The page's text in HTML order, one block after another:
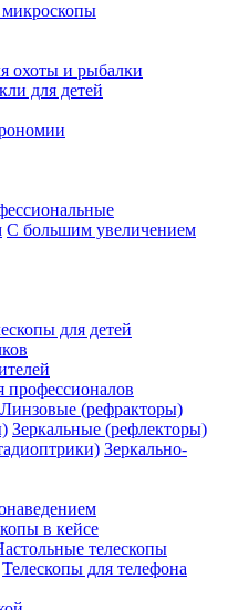
охоты и рыбалки
для детей
С большим увеличением
для детей
профессионалов
Линзовые (рефракторы)
Зеркальные (рефлекторы)
Зеркально-
в кейсе
телескопы
Телескопы для телефона